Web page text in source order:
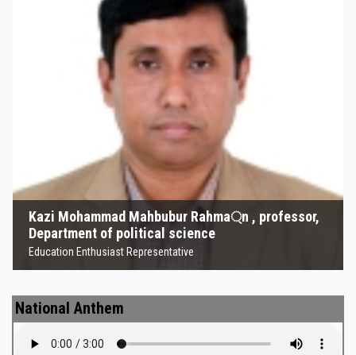
Kazi Mohammad Mahbubur Rahma্‌n , professor,
Department of political science
Education Enthusiast Representative
Kazi Mohammad Mahbubur
Rahma্‌n , professor, Department
of political science
Education Enthusiast Representative
National Anthem